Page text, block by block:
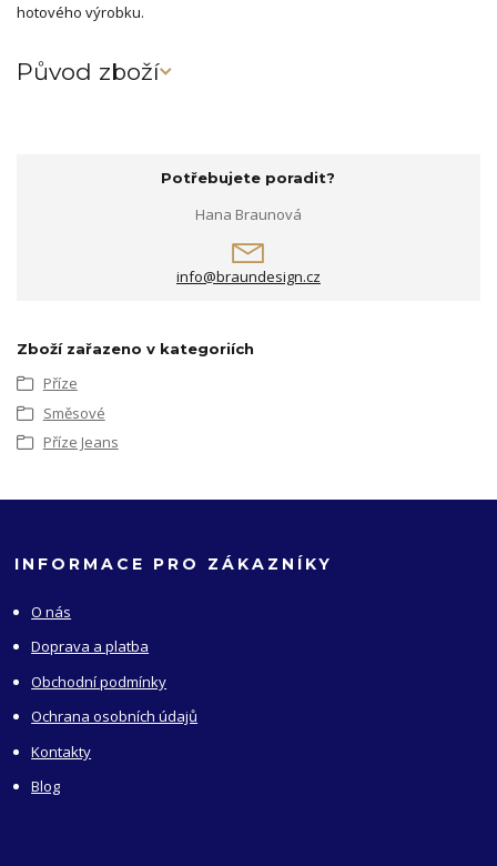
hotového výrobku.
Původ zboží
Potřebujete poradit?
Hana Braunová
info@braundesign.cz
Zboží zařazeno v kategoriích
Příze
Směsové
Příze Jeans
INFORMACE PRO ZÁKAZNÍKY
O nás
Doprava a platba
Obchodní podmínky
Ochrana osobních údajů
Kontakty
Blog